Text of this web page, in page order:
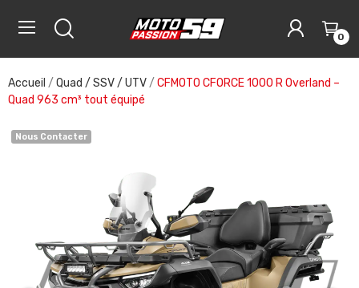
0
Accueil Quad / SSV / UTV
CFMOTO CFORCE 1000 R Overland –
Quad 963 cm³ tout équipé
Nous Contacter